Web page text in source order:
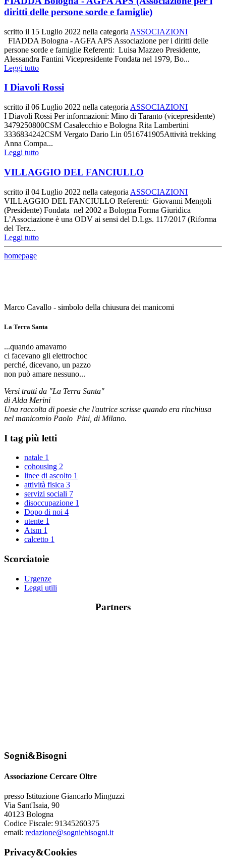
diritti delle persone sorde e famiglie)
scritto il 15 Luglio 2022 nella categoria ASSOCIAZIONI
FIADDA Bologna - AGFA APS Associazione per i diritti delle
persone sorde e famiglie Referenti: Luisa Mazzeo Presidente,
Alessandra Fantini Vicepresidente Fondata nel 1979, Bo...
Leggi tutto
I Diavoli Rossi
scritto il 06 Luglio 2022 nella categoria ASSOCIAZIONI
I Diavoli Rossi Per informazioni: Mino di Taranto (vicepresidente)
3479250800CSM Casalecchio e Bologna Rita Lambertini
3336834242CSM Vergato Dario Lin 0516741905Attività trekking
Anna Compa...
Leggi tutto
VILLAGGIO DEL FANCIULLO
scritto il 04 Luglio 2022 nella categoria ASSOCIAZIONI
VILLAGGIO DEL FANCIULLO Referenti: Giovanni Mengoli
(Presidente) Fondata nel 2002 a Bologna Forma Giuridica
L’Associazione è una ODV ai sensi del D.Lgs. 117/2017 (Riforma
del Terz...
Leggi tutto
homepage
Marco Cavallo - simbolo della chiusura dei manicomi
La Terra Santa
...quando amavamo
ci facevano gli elettrochoc
perché, dicevano, un pazzo
non può amare nessuno...
Versi tratti da "La Terra Santa"
di Alda Merini
Una raccolta di poesie che l'autrice scrisse quando era rinchiusa
nel manicomio Paolo Pini, di Milano.
I tag più letti
natale 1
cohousing 2
linee di ascolto 1
attività fisica 3
servizi sociali 7
disoccupazione 1
Dopo di noi 4
utente 1
Atsm 1
calcetto 1
Scorciatoie
Urgenze
Leggi utili
Partners
Sogni&Bisogni
Associazione Cercare Oltre
presso Istituzione Giancarlo Minguzzi
Via Sant'Isaia, 90
40123 Bologna
Codice Fiscale: 91345260375
email: redazione@sogniebisogni.it
Privacy&Cookies